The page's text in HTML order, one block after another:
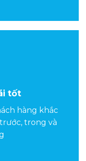
tốt
hàng khắc
trong và